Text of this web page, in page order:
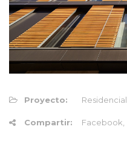
Proyecto: Residencial
Compartir: Facebook